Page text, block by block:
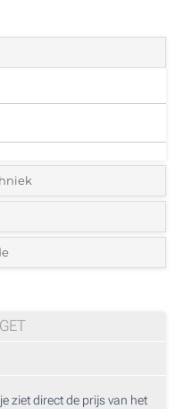
het logo:
aantal in
ziet direct de prijs van het